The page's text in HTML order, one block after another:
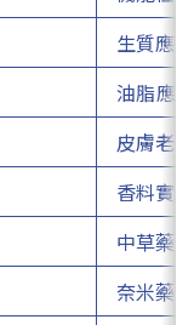
生質應
油脂應
皮膚老
香料實
中草藥
奈米藥